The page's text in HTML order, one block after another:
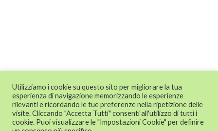
Utilizziamo i cookie su questo sito per migliorare la tua
esperienza di navigazione memorizzando le esperienze
rilevanti e ricordando le tue preferenze nella ripetizione delle
visite. Cliccando "Accetta Tutti" consenti all'utilizzo di tutti i
cookie. Puoi visualizzare le "Impostazioni Cookie" per definire